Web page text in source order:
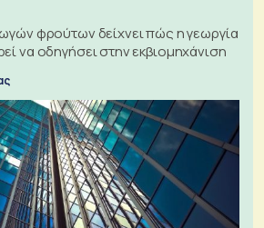
φρούτων δείχνει πώς η γεωργία
να οδηγήσει στην εκβιομηχάνιση